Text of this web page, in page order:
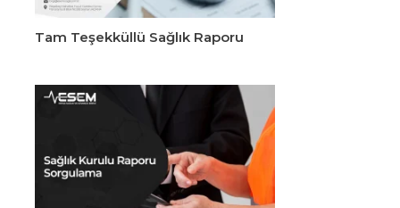
Tam Teşekküllü Sağlık Raporu